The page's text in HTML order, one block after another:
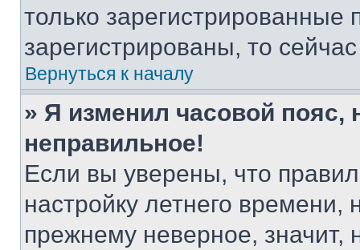
только
зарегистрированы, то
Вернуться к началу
» Я изменил часовой пояс,
неправильное!
Если вы уверены, что
настройку летнего
прежнему неверное, значит,